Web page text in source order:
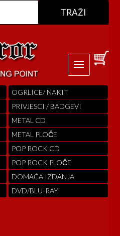
OGRLICE/ NAKIT
PRIVJESCI / BADGEVI
METAL CD
METAL PLOČE
POP ROCK CD
POP ROCK PLOČE
DOMAĆA IZDANJA
DVD/BLU-RAY